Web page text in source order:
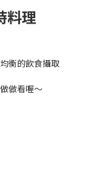
料理
衡的飲食攝取
做看喔～